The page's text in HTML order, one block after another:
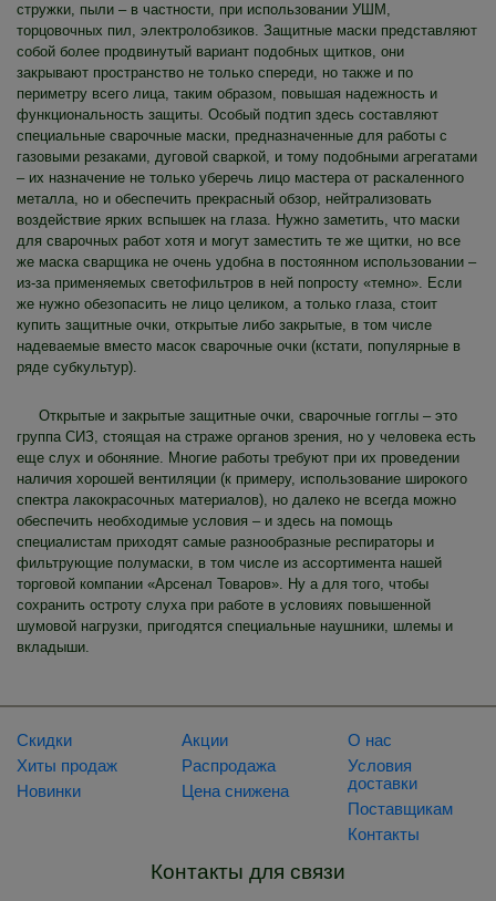
стружки, пыли – в частности, при использовании УШМ,
торцовочных пил, электролобзиков. Защитные маски представляют
собой более продвинутый вариант подобных щитков, они
закрывают пространство не только спереди, но также и по
периметру всего лица, таким образом, повышая надежность и
функциональность защиты. Особый подтип здесь составляют
специальные сварочные маски, предназначенные для работы с
газовыми резаками, дуговой сваркой, и тому подобными агрегатами
– их назначение не только уберечь лицо мастера от раскаленного
металла, но и обеспечить прекрасный обзор, нейтрализовать
воздействие ярких вспышек на глаза. Нужно заметить, что маски
для сварочных работ хотя и могут заместить те же щитки, но все
же маска сварщика не очень удобна в постоянном использовании –
из-за применяемых светофильтров в ней попросту «темно». Если
же нужно обезопасить не лицо целиком, а только глаза, стоит
купить защитные очки, открытые либо закрытые, в том числе
надеваемые вместо масок сварочные очки (кстати, популярные в
ряде субкультур).
Открытые и закрытые защитные очки, сварочные гогглы – это
группа СИЗ, стоящая на страже органов зрения, но у человека есть
еще слух и обоняние. Многие работы требуют при их проведении
наличия хорошей вентиляции (к примеру, использование широкого
спектра лакокрасочных материалов), но далеко не всегда можно
обеспечить необходимые условия – и здесь на помощь
специалистам приходят самые разнообразные респираторы и
фильтрующие полумаски, в том числе из ассортимента нашей
торговой компании «Арсенал Товаров». Ну а для того, чтобы
сохранить остроту слуха при работе в условиях повышенной
шумовой нагрузки, пригодятся специальные наушники, шлемы и
вкладыши.
Скидки
Хиты продаж
Новинки
Акции
Распродажа
Цена снижена
О нас
Условия
доставки
Поставщикам
Контакты
Контакты для связи